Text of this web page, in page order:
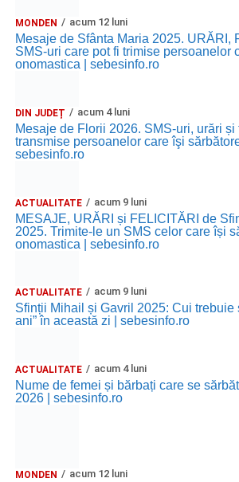
MONDEN acum 12 luni
Mesaje de Sfânta Maria 2025. URĂRI,
SMS-uri care pot fi trimise persoanelor
onomastica | sebesinfo.ro
DIN JUDEȚ acum 4 luni
Mesaje de Florii 2026. SMS-uri, urări și
transmise persoanelor care îşi
sebesinfo.ro
ACTUALITATE acum 9 luni
MESAJE, URĂRI și FELICITĂRI de
2025. Trimite-le un SMS celor care își
onomastica | sebesinfo.ro
ACTUALITATE acum 9 luni
Sfinții Mihail și Gavril 2025: Cui trebuie
ani” în această zi | sebesinfo.ro
ACTUALITATE acum 4 luni
Nume de femei și bărbați care se
2026 | sebesinfo.ro
MONDEN acum 12 luni